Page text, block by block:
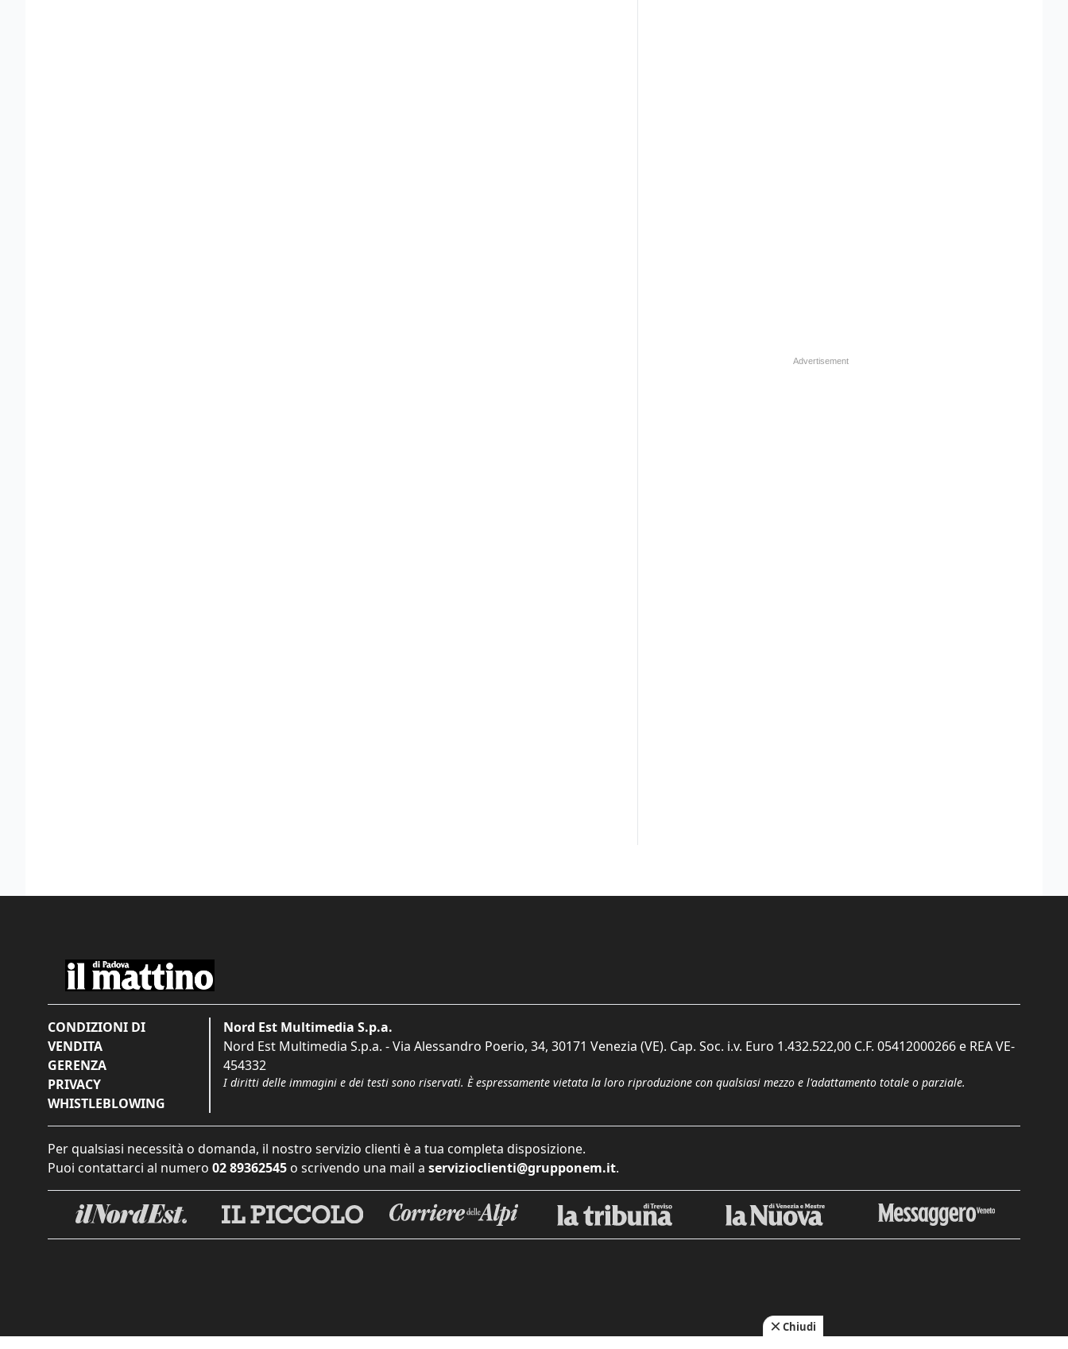
CONDIZIONI DI
VENDITA
GERENZA
PRIVACY
WHISTLEBLOWING
Nord Est Multimedia S.p.a.
Nord Est Multimedia S.p.a. - Via Alessandro Poerio, 34, 30171 Venezia (VE). Cap. Soc. i.v. Euro 1.432.522,00 C.F. 05412000266 e REA VE-
454332
I diritti delle immagini e dei testi sono riservati. È espressamente vietata la loro riproduzione con qualsiasi mezzo e l'adattamento totale o parziale.
Per qualsiasi necessità o domanda, il nostro servizio clienti è a tua completa disposizione.
Puoi contattarci al numero 02 89362545 o scrivendo una mail a servizioclienti@grupponem.it.
Chiudi